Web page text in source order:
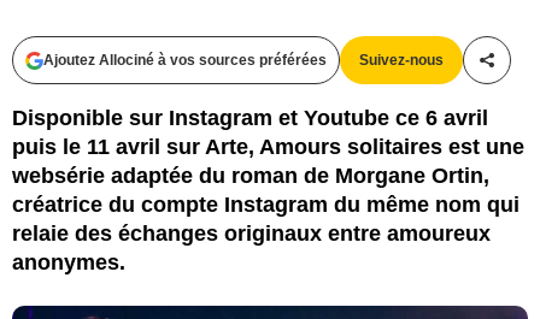
Ajoutez Allociné à vos sources préférées Suivez-nous
Disponible sur Instagram et Youtube ce 6 avril
puis le 11 avril sur Arte, Amours solitaires est une
websérie adaptée du roman de Morgane Ortin,
créatrice du compte Instagram du même nom qui
relaie des échanges originaux entre amoureux
anonymes.